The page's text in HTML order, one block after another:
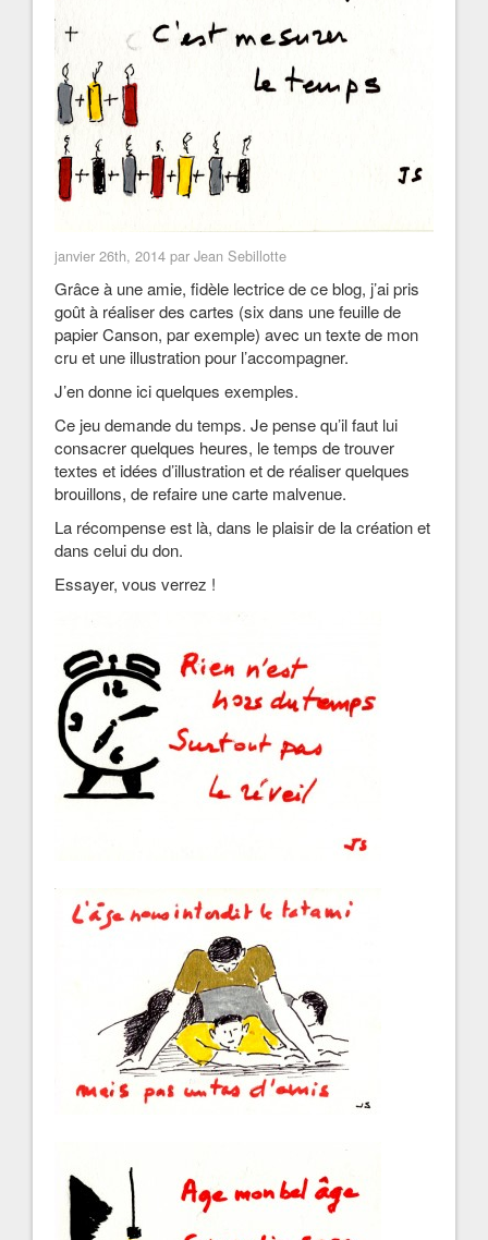
janvier 26th, 2014 par Jean Sebillotte
Grâce à une amie, fidèle lectrice de ce blog, j’ai pris
goût à réaliser des cartes (six dans une feuille de
papier Canson, par exemple) avec un texte de mon
cru et une illustration pour l’accompagner.
J’en donne ici quelques exemples.
Ce jeu demande du temps. Je pense qu’il faut lui
consacrer quelques heures, le temps de trouver
textes et idées d’illustration et de réaliser quelques
brouillons, de refaire une carte malvenue.
La récompense est là, dans le plaisir de la création et
dans celui du don.
Essayer, vous verrez !